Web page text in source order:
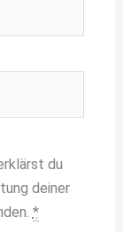
du
deiner
*